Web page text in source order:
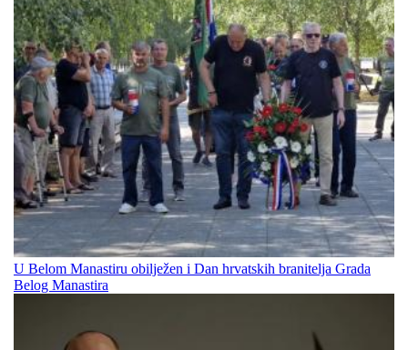
U Belom Manastiru obilježen i Dan hrvatskih branitelja Grada
Belog Manastira